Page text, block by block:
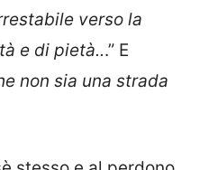
verso la
e di pietà...” E
non sia una strada